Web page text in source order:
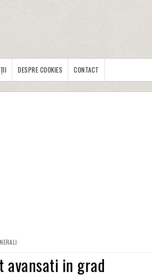
DESPRE COOKIES CONTACT
avansati in grad